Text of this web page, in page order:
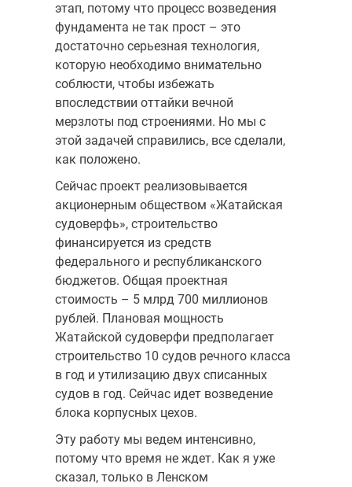
этап, потому что процесс возведения
фундамента не так прост – это
достаточно серьезная технология,
которую необходимо внимательно
соблюсти, чтобы избежать
впоследствии оттайки вечной
мерзлоты под строениями. Но мы с
этой задачей справились, все сделали,
как положено.
Сейчас проект реализовывается
акционерным обществом «Жатайская
судоверфь», строительство
финансируется из средств
федерального и республиканского
бюджетов. Общая проектная
стоимость – 5 млрд 700 миллионов
рублей. Плановая мощность
Жатайской судоверфи предполагает
строительство 10 судов речного класса
в год и утилизацию двух списанных
судов в год. Сейчас идет возведение
блока корпусных цехов.
Эту работу мы ведем интенсивно,
потому что время не ждет. Как я уже
сказал, только в Ленском